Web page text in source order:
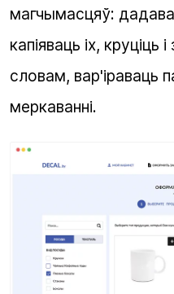
магчымасцяў:
капіяваць іх, круціць
словам, вар'іраваць
меркаванні.